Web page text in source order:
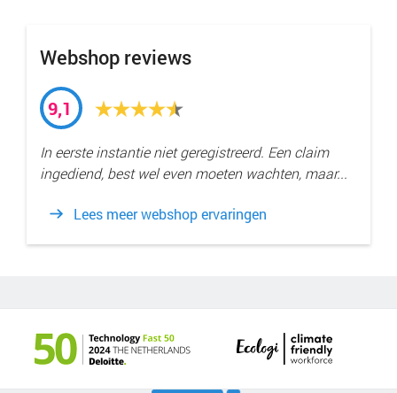
Webshop reviews
9,1
In eerste instantie niet geregistreerd. Een claim
ingediend, best wel even moeten wachten, maar...
Lees meer webshop ervaringen